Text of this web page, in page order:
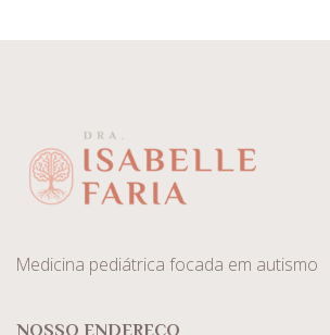
Medicina pediátrica focada em autismo
NOSSO ENDEREÇO